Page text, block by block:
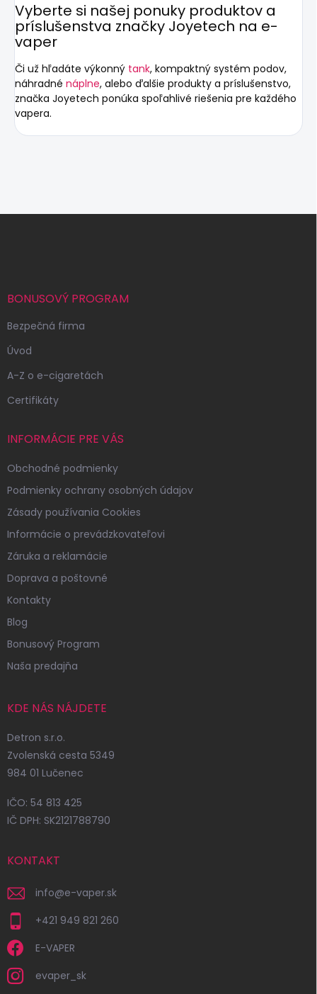
Vyberte si našej ponuky produktov a
príslušenstva značky Joyetech na e-
vaper
Či už hľadáte výkonný tank, kompaktný systém podov,
náhradné náplne, alebo ďalšie produkty a príslušenstvo,
značka Joyetech ponúka spoľahlivé riešenia pre každého
vapera.
BONUSOVÝ PROGRAM
Bezpečná firma
Úvod
A-Z o e-cigaretách
Certifikáty
INFORMÁCIE PRE VÁS
Obchodné podmienky
Podmienky ochrany osobných údajov
Zásady používania Cookies
Informácie o prevádzkovateľovi
Záruka a reklamácie
Doprava a poštovné
Kontakty
Blog
Bonusový Program
Naša predajňa
KDE NÁS NÁJDETE
Detron s.r.o.
Zvolenská cesta 5349
984 01 Lučenec
IČO: 54 813 425
IČ DPH: SK2121788790
KONTAKT
info@e-vaper.sk
+421 949 821 260
E-VAPER
evaper_sk